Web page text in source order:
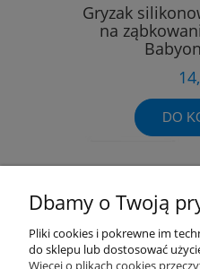
Gryzak
na
DO
Przydatne linki
Dbamy o Twoją
Pliki cookies i pokrewne im
do sklepu lub dostosować
Więcej o plikach cookies